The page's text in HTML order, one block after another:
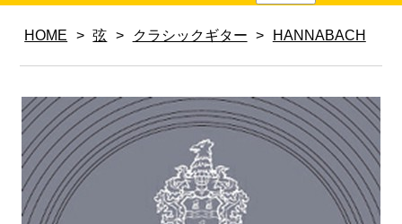
HOME > 弦 > クラシックギター > HANNABACH